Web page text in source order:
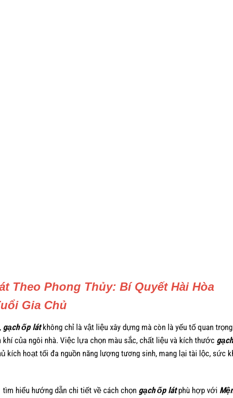
Theo Phong Thủy: Bí Quyết Hài Hòa
Gia Chủ
gạch ốp látkhông chỉ là vật liệu xây dựng mà còn là yếu tố quan trọng
của ngôi nhà. Việc lựa chọn màu sắc, chất liệu và kích thước
kích hoạt tối đa nguồn năng lượng tương sinh, mang lại tài lộc, sức
tìm hiểu hướng dẫn chi tiết về cách chọn gạch ốp lát phù hợp với